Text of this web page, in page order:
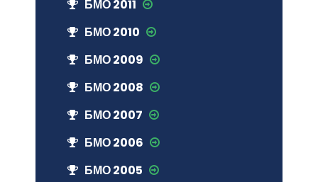
БМО 2011
БМО 2010
БМО 2009
БМО 2008
БМО 2007
БМО 2006
БМО 2005